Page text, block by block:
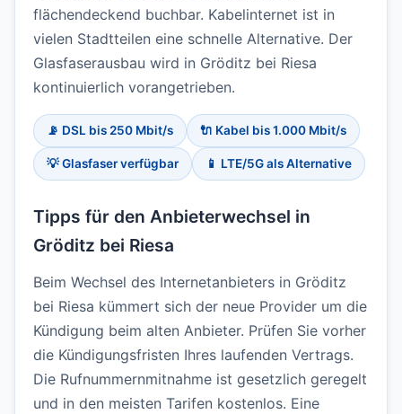
flächendeckend buchbar. Kabelinternet ist in
vielen Stadtteilen eine schnelle Alternative. Der
Glasfaserausbau wird in Gröditz bei Riesa
kontinuierlich vorangetrieben.
📡 DSL bis 250 Mbit/s 🔌 Kabel bis 1.000 Mbit/s
💡 Glasfaser verfügbar 📱 LTE/5G als Alternative
Tipps für den Anbieterwechsel in
Gröditz bei Riesa
Beim Wechsel des Internetanbieters in Gröditz
bei Riesa kümmert sich der neue Provider um die
Kündigung beim alten Anbieter. Prüfen Sie vorher
die Kündigungsfristen Ihres laufenden Vertrags.
Die Rufnummernmitnahme ist gesetzlich geregelt
und in den meisten Tarifen kostenlos. Eine